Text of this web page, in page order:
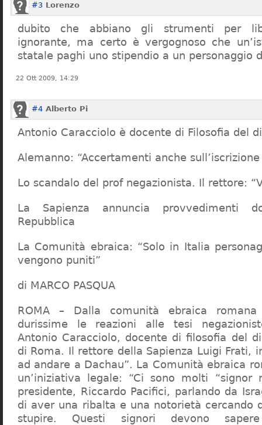
#3 Lorenzo
dubito che abbiano gli strumenti per
ignorante, ma certo è vergognoso che
statale paghi uno stipendio a un personaggio
22 Ott 2009, 14:29
#4 Alberto Pi
Antonio Caracciolo è docente di Filosofia del
Alemanno: “Accertamenti anche
Lo scandalo del prof negazionista. Il rettore:
La Sapienza annuncia provvedimenti
Repubblica
La Comunità ebraica: “Solo in Italia
vengono puniti”
di MARCO PASQUA
ROMA – Dalla comunità ebraica
durissime le reazioni alle tesi
Antonio Caracciolo, docente di filosofia del
di Roma. Il rettore della Sapienza Luigi Frati,
ad andare a Dachau”. La Comunità ebraica
un’iniziativa legale: “Ci sono molti “signor
presidente, Riccardo Pacifici, parlando da
di aver una ribalta e una notorietà cercando
stupire. Questi signori devono